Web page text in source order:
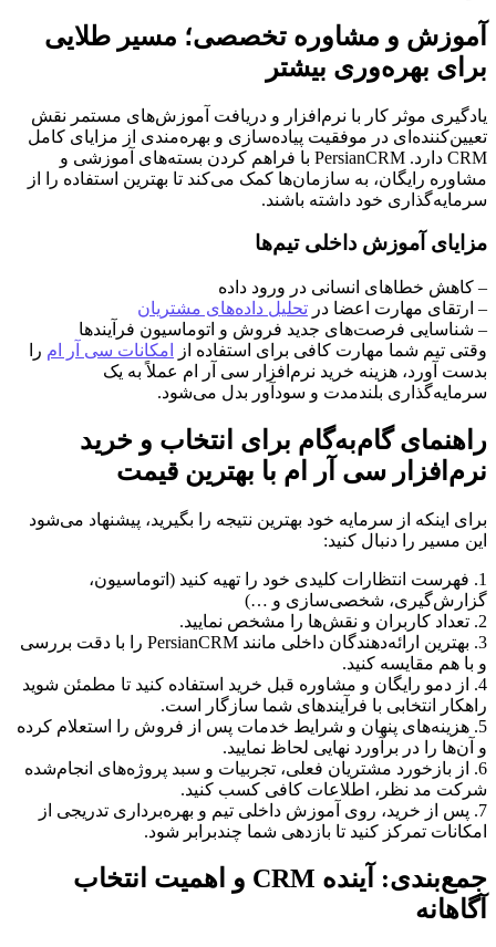
آموزش و مشاوره تخصصی؛ مسیر طلایی
برای بهره‌وری بیشتر
یادگیری موثر کار با نرم‌افزار و دریافت آموزش‌های مستمر نقش
تعیین‌کننده‌ای در موفقیت پیاده‌سازی و بهره‌مندی از مزایای کامل
CRM دارد. PersianCRM با فراهم کردن بسته‌های آموزشی و
مشاوره رایگان، به سازمان‌ها کمک می‌کند تا بهترین استفاده را از
سرمایه‌گذاری خود داشته باشند.
مزایای آموزش داخلی تیم‌ها
– کاهش خطاهای انسانی در ورود داده
– ارتقای مهارت اعضا در تحلیل داده‌های مشتریان
– شناسایی فرصت‌های جدید فروش و اتوماسیون فرآیندها
وقتی تیم شما مهارت کافی برای استفاده از
امکانات سی آر ام را
بدست آورد، هزینه خرید نرم‌افزار سی آر ام عملاً به یک
سرمایه‌گذاری بلندمدت و سودآور بدل می‌شود.
راهنمای گام‌به‌گام برای انتخاب و خرید
نرم‌افزار سی آر ام با بهترین قیمت
برای اینکه از سرمایه خود بهترین نتیجه را بگیرید، پیشنهاد می‌شود
این مسیر را دنبال کنید:
1. فهرست انتظارات کلیدی خود را تهیه کنید (اتوماسیون،
گزارش‌گیری، شخصی‌سازی و …)
2. تعداد کاربران و نقش‌ها را مشخص نمایید.
3. بهترین ارائه‌دهندگان داخلی مانند PersianCRM را با دقت بررسی
و با هم مقایسه کنید.
4. از دمو رایگان و مشاوره قبل خرید استفاده کنید تا مطمئن شوید
راهکار انتخابی با فرآیندهای شما سازگار است.
5. هزینه‌های پنهان و شرایط خدمات پس از فروش را استعلام کرده
و آن‌ها را در برآورد نهایی لحاظ نمایید.
6. از بازخورد مشتریان فعلی، تجربیات و سبد پروژه‌های انجام‌شده
شرکت مد نظر، اطلاعات کافی کسب کنید.
7. پس از خرید، روی آموزش داخلی تیم و بهره‌برداری تدریجی از
امکانات تمرکز کنید تا بازدهی شما چندبرابر شود.
جمع‌بندی: آینده CRM و اهمیت انتخاب
آگاهانه